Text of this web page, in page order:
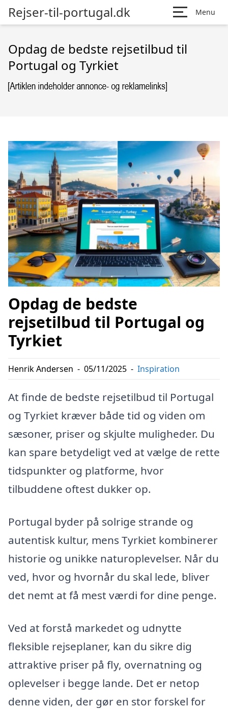
Rejser-til-portugal.dk Menu
Opdag de bedste rejsetilbud til
Portugal og Tyrkiet
Opdag de bedste
rejsetilbud til Portugal og
Tyrkiet
Henrik Andersen - 05/11/2025 - Inspiration
At finde de bedste rejsetilbud til Portugal
og Tyrkiet kræver både tid og viden om
sæsoner, priser og skjulte muligheder. Du
kan spare betydeligt ved at vælge de rette
tidspunkter og platforme, hvor
tilbuddene oftest dukker op.
Portugal byder på solrige strande og
autentisk kultur, mens Tyrkiet kombinerer
historie og unikke naturoplevelser. Når du
ved, hvor og hvornår du skal lede, bliver
det nemt at få mest værdi for dine penge.
Ved at forstå markedet og udnytte
fleksible rejseplaner, kan du sikre dig
attraktive priser på fly, overnatning og
oplevelser i begge lande. Det er netop
denne viden, der gør en stor forskel for